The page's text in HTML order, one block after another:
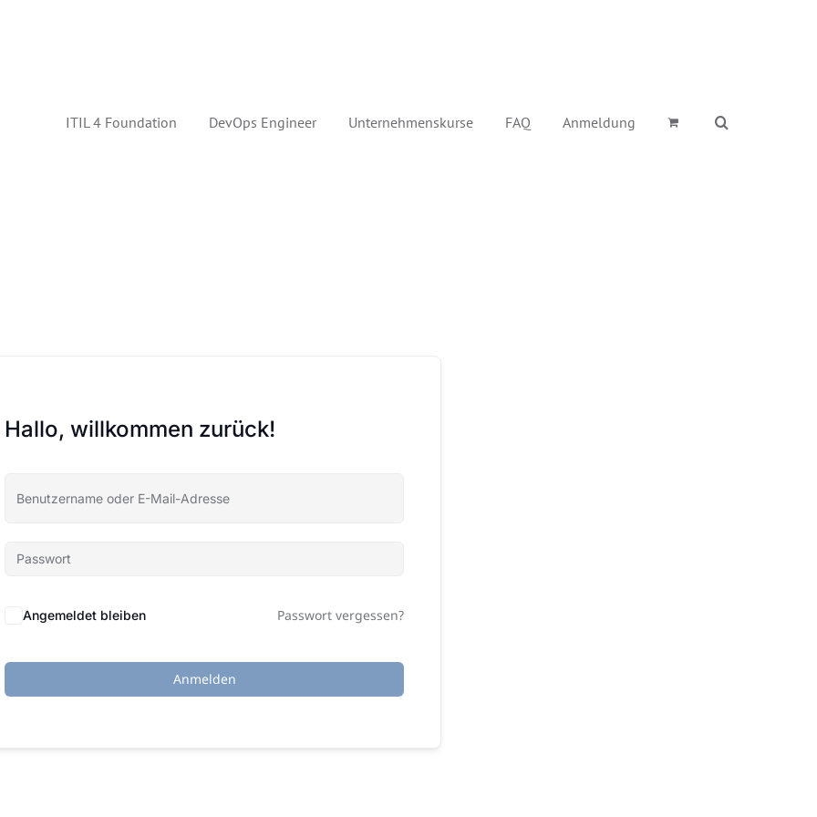
ITIL 4 Foundation DevOps Engineer Unternehmenskurse FAQ Anmeldung
Hallo, willkommen zurück!
Angemeldet bleiben Passwort vergessen?
Anmelden